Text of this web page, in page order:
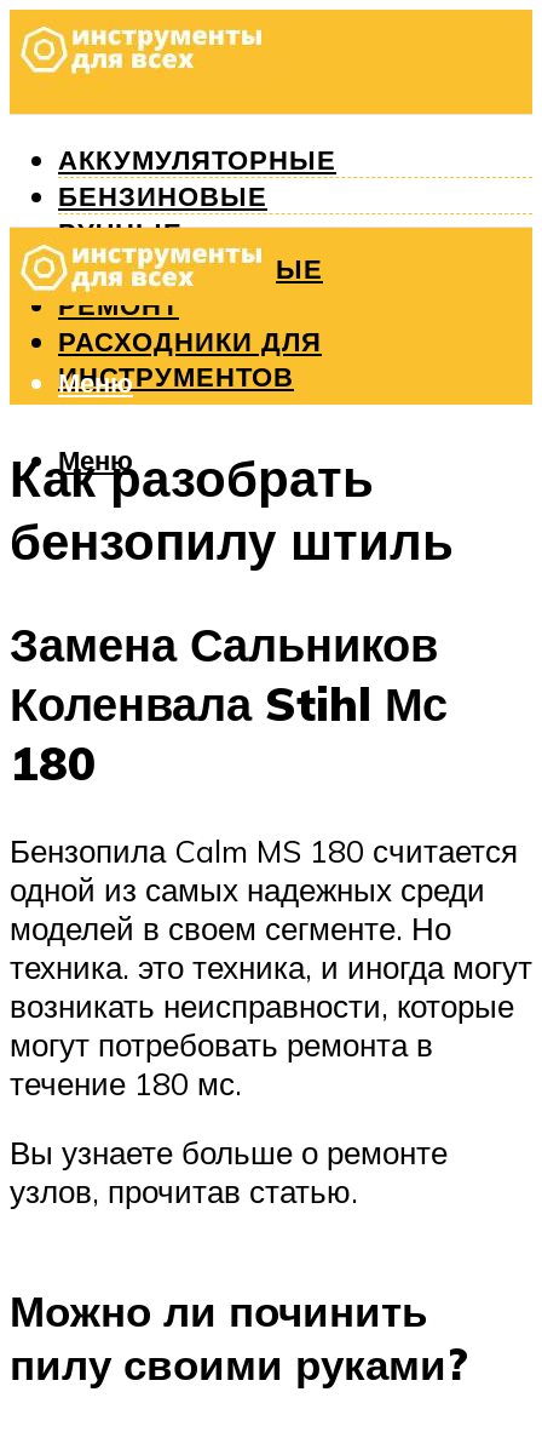
АККУМУЛЯТОРНЫЕ
БЕНЗИНОВЫЕ
РУЧНЫЕ
ИЗМЕРИТЕЛЬНЫЕ
РЕМОНТ
РАСХОДНИКИ ДЛЯ
ИНСТРУМЕНТОВ
Меню
Меню
Как разобрать
бензопилу штиль
Замена Сальников
Коленвала Stihl Мс
180
Бензопила Calm MS 180 считается
одной из самых надежных среди
моделей в своем сегменте. Но
техника. это техника, и иногда могут
возникать неисправности, которые
могут потребовать ремонта в
течение 180 мс.
Вы узнаете больше о ремонте
узлов, прочитав статью.
Можно ли починить
пилу своими руками?